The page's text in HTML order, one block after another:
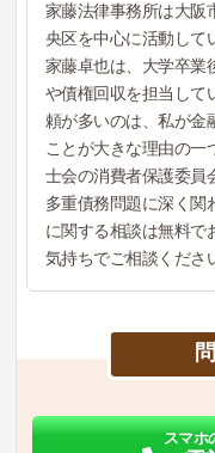
家藤法律事務所は大阪
央区を中心に活動して
家藤卓也は、大学卒業
や債権回収を担当して
頼が多いのは、私が金
ことが大きな理由の一
士会の消費者保護委員
多重債務問題に深く関
に関する相談は無料で
気持ちでご相談くださ
スマホ